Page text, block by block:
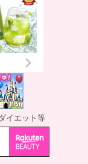
イエット等